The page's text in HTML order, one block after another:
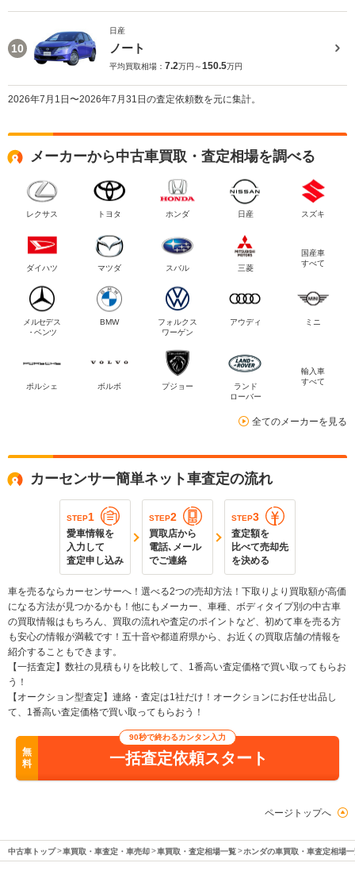
10
日産
ノート
平均買取相場： 7.2万円～150.5万円
2026年7月1日〜2026年7月31日の査定依頼数を元に集計。
メーカーから中古車買取・査定相場を調べる
レクサス トヨタ ホンダ 日産 スズキ
ダイハツ マツダ スバル 三菱
国産車
すべて
メルセデス
・ベンツ
BMW
フォルクス
ワーゲン
アウディ ミニ
ポルシェ ボルボ プジョー
ランド
ローバー
輸入車
すべて
全てのメーカーを見る
カーセンサー簡単ネット車査定の流れ
STEP1
愛車情報を
入力して
査定申し込み
STEP2
買取店から
電話､メール
でご連絡
STEP3
査定額を
比べて売却先
を決める
車を売るならカーセンサーへ！選べる2つの売却方法！下取りより買取額が高価
になる方法が見つかるかも！他にもメーカー、車種、ボディタイプ別の中古車
の買取情報はもちろん、買取の流れや査定のポイントなど、初めて車を売る方
も安心の情報が満載です！五十音や都道府県から、お近くの買取店舗の情報を
紹介することもできます。
【一括査定】数社の見積もりを比較して、1番高い査定価格で買い取ってもらお
う！
【オークション型査定】連絡・査定は1社だけ！オークションにお任せ出品し
て、1番高い査定価格で買い取ってもらおう！
無
料
90秒で終わるカンタン入力
一括査定依頼スタート
ページトップへ
中古車トップ 車買取・車査定・車売却 車買取・査定相場一覧 ホンダの車買取・車査定相場